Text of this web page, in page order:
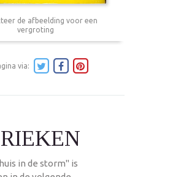
de afbeelding voor een
vergroting
via:
in de storm" is